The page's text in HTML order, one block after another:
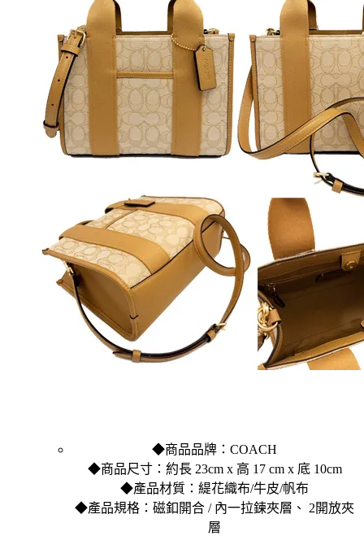
◆商品品牌：COACH
◆商品尺寸：約長 23cm x 高 17 cm x 底 10cm
◆產品材質：緹花織布/牛皮/帆布
◆產品規格：磁釦開合 / 內一拉鍊夾層、 2開放夾
層